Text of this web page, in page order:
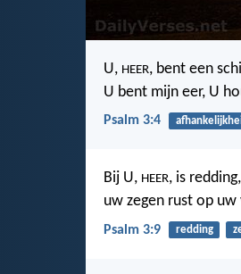
U, HEER, bent een
U bent mijn eer, U
Psalm 3:4
Bij U, HEER, is redding,
uw zegen rust op uw
Psalm 3:9 redding